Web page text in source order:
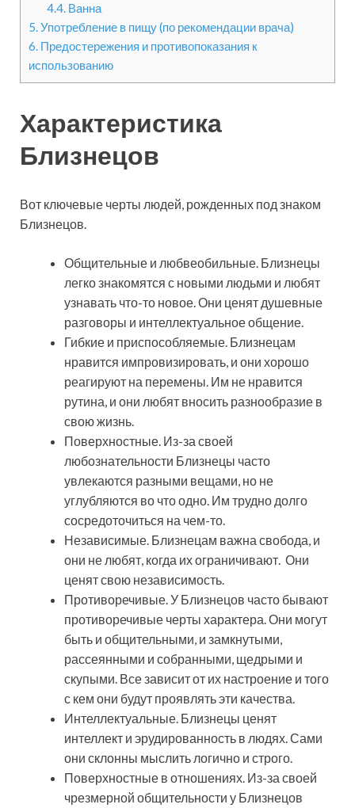
4.4.Ванна
5.Употребление в пищу (по рекомендации врача)
6. Предостережения и противопоказания к
использованию
Характеристика
Близнецов
Вот ключевые черты людей, рожденных под знаком
Близнецов.
Общительные и любвеобильные. Близнецы
легко знакомятся с новыми людьми и любят
узнавать что-то новое. Они ценят душевные
разговоры и интеллектуальное общение.
Гибкие и приспособляемые. Близнецам
нравится импровизировать, и они хорошо
реагируют на перемены. Им не нравится
рутина, и они любят вносить разнообразие в
свою жизнь.
Поверхностные. Из-за своей
любознательности Близнецы часто
увлекаются разными вещами, но не
углубляются во что одно. Им трудно долго
сосредоточиться на чем-то.
Независимые. Близнецам важна свобода, и
они не любят, когда их ограничивают. Они
ценят свою независимость.
Противоречивые. У Близнецов часто бывают
противоречивые черты характера. Они могут
быть и общительными, и замкнутыми,
рассеянными и собранными, щедрыми и
скупыми. Все зависит от их настроение и того
с кем они будут проявлять эти качества.
Интеллектуальные. Близнецы ценят
интеллект и эрудированность в людях. Сами
они склонны мыслить логично и строго.
Поверхностные в отношениях. Из-за своей
чрезмерной общительности у Близнецов